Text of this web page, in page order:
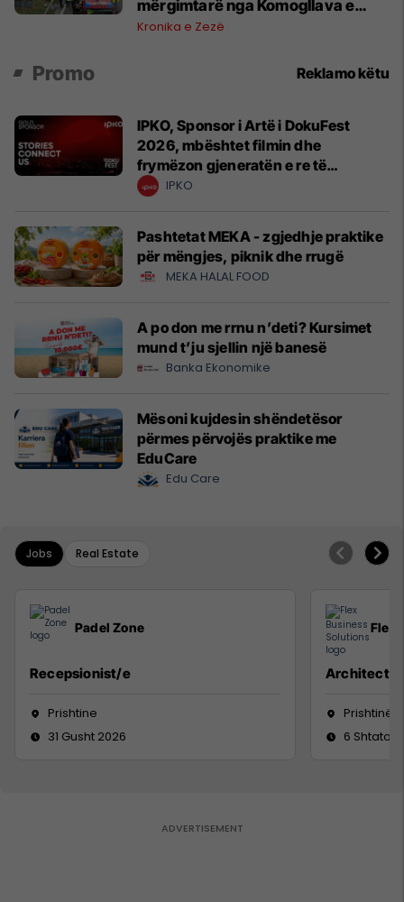
mërgimtarë nga Komogllava e
Ferizajt
Kronika e Zezë
Promo Reklamo këtu
IPKO, Sponsor i Artë i DokuFest
2026, mbështet filmin dhe
frymëzon gjeneratën e re të
krijuesve
IPKO
Pashtetat MEKA - zgjedhje praktike
për mëngjes, piknik dhe rrugë
MEKA HALAL FOOD
A po don me rrnu n’deti? Kursimet
mund t’ju sjellin një banesë
Banka Ekonomike
Mësoni kujdesin shëndetësor
përmes përvojës praktike me
EduCare
Edu Care
Jobs Real Estate
Padel Zone
Recepsionist/e
Prishtine
31 Gusht 2026
Flex
Architect
Prishtinë
6 Shtator